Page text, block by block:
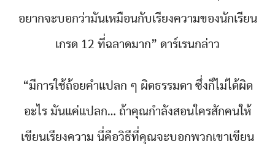
อยากจะบอกว่ามันเหมือนกับเรียงความของนักเรียน
เกรด 12 ที่ฉลาดมาก” ดาร์เรนกล่าว
“มีการใช้ถ้อยคำแปลก ๆ ผิดธรรมดา ซึ่งก็ไม่ได้ผิด
อะไร มันแค่แปลก… ถ้าคุณกำลังสอนใครสักคนให้
เขียนเรียงความ นี่คือวิธีที่คุณจะบอกพวกเขาเขียน